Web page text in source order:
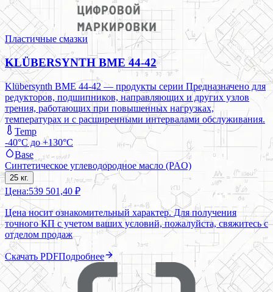
Пластичные смазки
KLÜBERSYNTH BME 44-42
Klübersynth BME 44-42 — продукты серии Предназначено для
редукторов, подшипников, направляющих и других узлов
трения, работающих при повышенных нагрузках,
температурах и с расширенными интервалами обслуживания.
Temp
-40°C до +130°C
Base
Синтетическое углеводородное масло (PAO)
25 кг.
Цена:539 501,40 ₽
Цена носит ознакомительный характер. Для получения
точного КП с учетом ваших условий, пожалуйста, свяжитесь с
отделом продаж
Скачать PDFПодробнее